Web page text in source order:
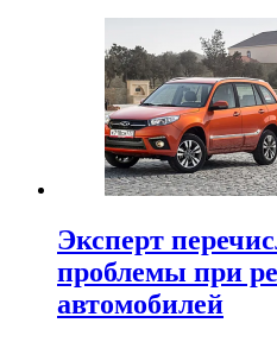
Эксперт
проблемы при
автомобилей